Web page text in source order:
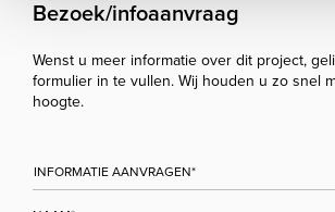
Bezoek/infoaanvraag
Wenst u meer informatie over dit project,
formulier in te vullen. Wij houden u zo snel
hoogte.